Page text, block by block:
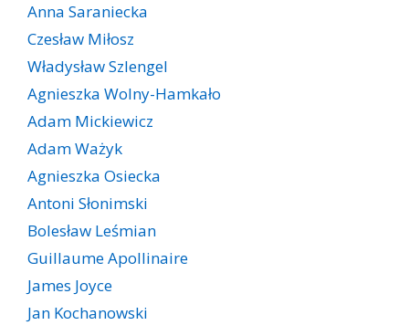
Anna Saraniecka
Czesław Miłosz
Władysław Szlengel
Agnieszka Wolny-Hamkało
Adam Mickiewicz
Adam Ważyk
Agnieszka Osiecka
Antoni Słonimski
Bolesław Leśmian
Guillaume Apollinaire
James Joyce
Jan Kochanowski